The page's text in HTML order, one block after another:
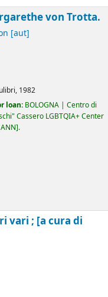
von Trotta.
[aut]
1982
loan: BOLOGNA | Centro di
Cassero LGBTQIA+ Center
.
vari ; [a cura di